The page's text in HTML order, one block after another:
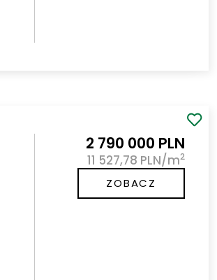
2 790 000 PLN
11 527,78 PLN/m2
ZOBACZ